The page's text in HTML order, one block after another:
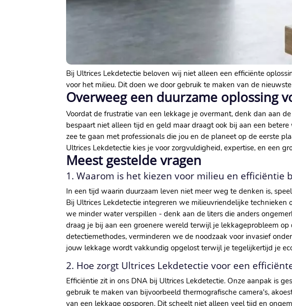
Bij Ultrices Lekdetectie beloven wij niet alleen een efficiënte
voor het milieu. Dit doen we door gebruik te maken van de
Overweeg een duurzame oplossing
Voordat de frustratie van een lekkage je overmant, denk dan aan
bespaart niet alleen tijd en geld maar draagt ook bij aan een
zee te gaan met professionals die jou en de planeet op de eerste
Ultrices Lekdetectie kies je voor zorgvuldigheid, expertise, en een
Meest gestelde vragen
1. Waarom is het kiezen voor milieu en efficiëntie
In een tijd waarin duurzaam leven niet meer weg te denken is,
Bij Ultrices Lekdetectie integreren we milieuvriendelijke
we minder water verspillen - denk aan de liters die anders
draag je bij aan een groenere wereld terwijl je lekkageprobleem
detectiemethodes, verminderen we de noodzaak voor invasief
jouw lekkage wordt vakkundig opgelost terwijl je tegelijkertijd je
2. Hoe zorgt Ultrices Lekdetectie voor een
Efficiëntie zit in ons DNA bij Ultrices Lekdetectie. Onze aanpak is
gebruik te maken van bijvoorbeeld thermografische camera's,
van een lekkage opsporen. Dit scheelt niet alleen veel tijd en